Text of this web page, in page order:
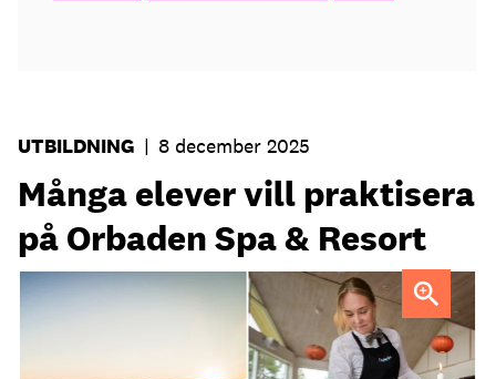
UTBILDNING | 8 december 2025
Många elever vill praktisera
på Orbaden Spa & Resort
Orbaden Spa & Resort viil uppmuntra fler att ta emot